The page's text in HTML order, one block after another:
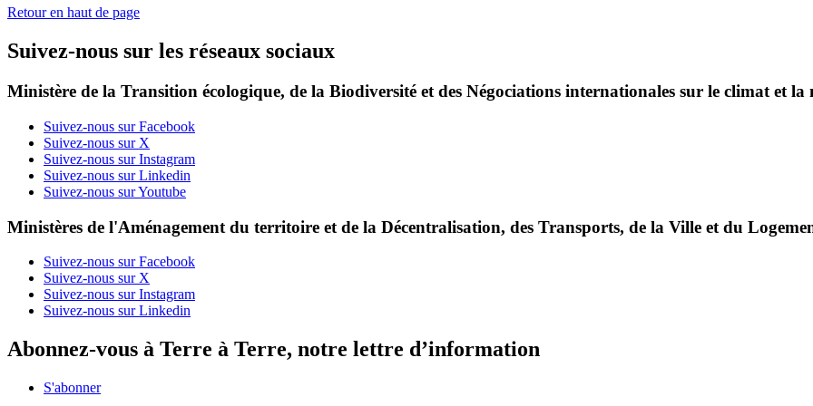
Retour en haut de page
Suivez-nous sur les réseaux sociaux
Ministère de la Transition écologique, de la Biodiversité et des Négociations internationales sur le climat et la
Suivez-nous sur Facebook
Suivez-nous sur X
Suivez-nous sur Instagram
Suivez-nous sur Linkedin
Suivez-nous sur Youtube
Ministères de l'Aménagement du territoire et de la Décentralisation, des Transports, de la Ville et du
Suivez-nous sur Facebook
Suivez-nous sur X
Suivez-nous sur Instagram
Suivez-nous sur Linkedin
Abonnez-vous à Terre à Terre, notre lettre d’information
S'abonner